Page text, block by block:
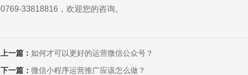
0769-33818816，欢迎您的咨询。
上一篇：如何才可以更好的运营微信公众号？
下一篇：微信小程序运营推广应该怎么做？
Are you ready?
不怕就请留下您的需求及联系方式，我们会第一时间送上问候的。